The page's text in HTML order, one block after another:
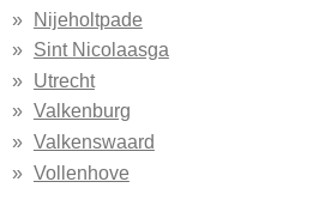
Nijeholtpade
Sint Nicolaasga
Utrecht
Valkenburg
Valkenswaard
Vollenhove